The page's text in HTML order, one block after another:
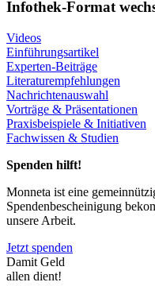
Infothek-Format
Videos
Einführungsartikel
Experten-Beiträge
Literaturempfehlungen
Nachrichtenauswahl
Vorträge & Präsentationen
Praxisbeispiele & Initiativen
Fachwissen & Studien
Spenden hilft!
Monneta ist eine
Spendenbescheinigung
unsere Arbeit.
Jetzt spenden
Damit Geld
allen dient!